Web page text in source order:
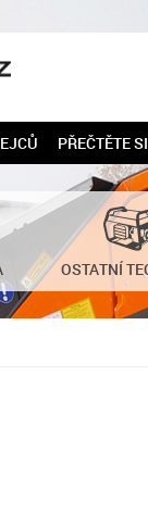
PŘEČTĚTE SI
OSTATNÍ